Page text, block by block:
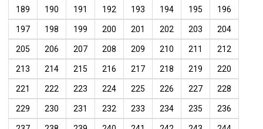
189 190 191 192 193 194 195 196
197 198 199 200 201 202 203 204
205 206 207 208 209 210 211 212
213 214 215 216 217 218 219 220
221 222 223 224 225 226 227 228
229 230 231 232 233 234 235 236